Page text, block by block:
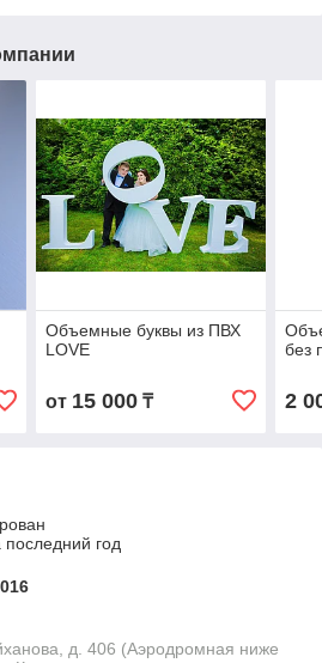
Объемные буквы из ПВХ
LOVE
от 15 000₸
без
2
год
д. 406 (Аэродромная ниже